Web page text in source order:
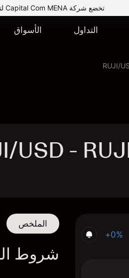
تخضع شركة Capital Com MENA لتداول الأوراق المالية ذ.م.م لرقابة وإشراف هيئة السوق المالية.
التداول الأسواق
RUJI/
+0%
الملخص
شروط